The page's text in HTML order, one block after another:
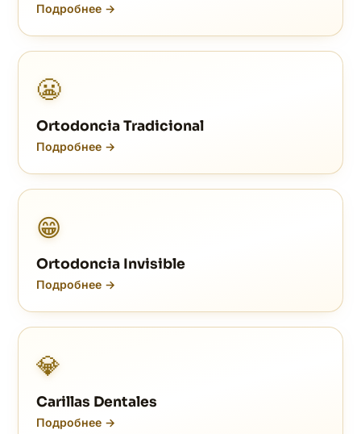
Подробнее →
😬
Ortodoncia Tradicional
Подробнее →
😁
Ortodoncia Invisible
Подробнее →
💎
Carillas Dentales
Подробнее →